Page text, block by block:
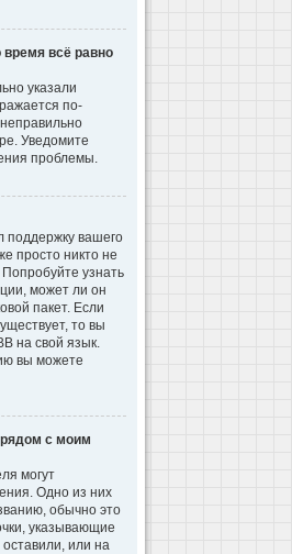
всё равно
указали
по-
Уведомите
проблемы.
поддержку вашего
просто никто не
узнать
может ли он
пакет. Если
то вы
на свой язык.
вы можете
с моим
могут
Одно из них
обычно это
указывающие
или на